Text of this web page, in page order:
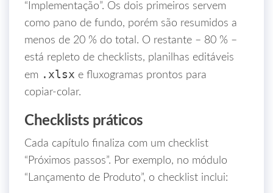
“Implementação”. Os dois primeiros servem
como pano de fundo, porém são resumidos a
menos de 20 % do total. O restante – 80 % –
está repleto de checklists, planilhas editáveis
em .xlsx e fluxogramas prontos para
copiar‑colar.
Checklists práticos
Cada capítulo finaliza com um checklist
“Próximos passos”. Por exemplo, no módulo
“Lançamento de Produto”, o checklist inclui: